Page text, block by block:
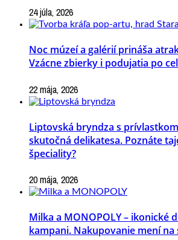
24 júla, 2026
Noc múzeí a galérií prináša
Vzácne zbierky i podujatia po
22 mája, 2026
Liptovská bryndza s prívlastkom
skutočná delikatesa. Poznáte
špeciality?
20 mája, 2026
Milka a MONOPOLY – ikonické
kampani. Nakupovanie mení na